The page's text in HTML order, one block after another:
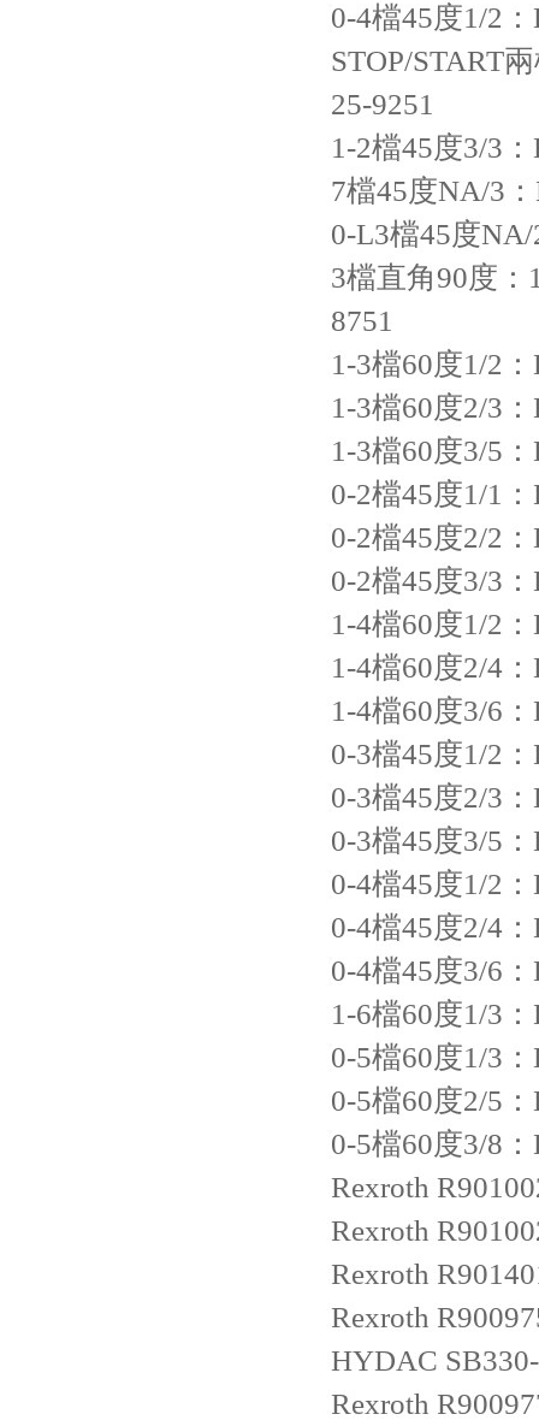
0-4檔45度1/2
STOP/START
25-9251
1-2檔45度3/3
7檔45度NA/3
0-L3檔45度
3檔直角90度：
8751
1-3檔60度1/2
1-3檔60度2/3
1-3檔60度3/5
0-2檔45度1/1
0-2檔45度2/2
0-2檔45度3/3
1-4檔60度1/2
1-4檔60度2/4
1-4檔60度3/6
0-3檔45度1/2
0-3檔45度2/3
0-3檔45度3/5
0-4檔45度1/2
0-4檔45度2/4
0-4檔45度3/6
1-6檔60度1/3
0-5檔60度1/3
0-5檔60度2/5
0-5檔60度3/8
Rexroth
Rexroth
Rexroth
Rexroth
HYDAC
Rexroth